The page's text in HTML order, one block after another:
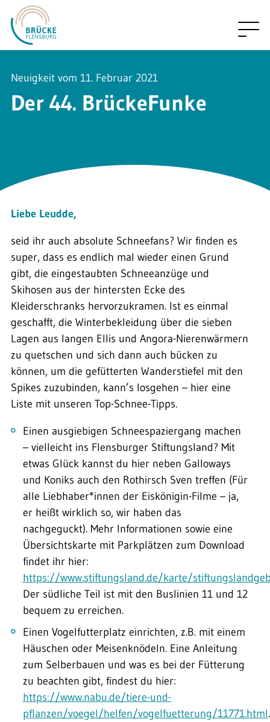
Neuigkeit vom 11. Februar 2021
Der 44. BrückeFunke
Liebe Leudde,
seid ihr auch absolute Schneefans? Wir finden es
super, dass es endlich mal wieder einen Grund
gibt, die eingestaubten Schneeanzüge und
Skihosen aus der hintersten Ecke des
Kleiderschranks hervorzukramen. Ist es einmal
geschafft, die Winterbekleidung über die sieben
Lagen aus langen Ellis und Angora-Nierenwärmern
zu quetschen und sich dann auch bücken zu
können, um die gefütterten Wanderstiefel mit den
Spikes zuzubinden, kann’s losgehen – hier eine
Liste mit unseren Top-Schnee-Tipps.
Einen ausgiebigen Schneespaziergang machen
– vielleicht ins Flensburger Stiftungsland? Mit
etwas Glück kannst du hier neben Galloways
und Koniks auch den Rothirsch Sven treffen (Für
alle Liebhaber*innen der Eiskönigin-Filme – ja,
er heißt wirklich so, wir haben das
nachgeguckt). Mehr Informationen sowie eine
Übersichtskarte mit Parkplätzen zum Download
findet ihr hier:
https://www.stiftungsland.de/karte/
Der südliche Teil ist mit den Buslinien 11 und 12
bequem zu erreichen.
Einen Vogelfutterplatz einrichten, z.B. mit einem
Häuschen oder Meisenknödeln. Eine Anleitung
zum Selberbauen und was es bei der Fütterung
zu beachten gibt, findest du hier:
https://www.nabu.de/tiere-und-
pflanzen/voegel/helfen/vogelfuetterung/11771.html.